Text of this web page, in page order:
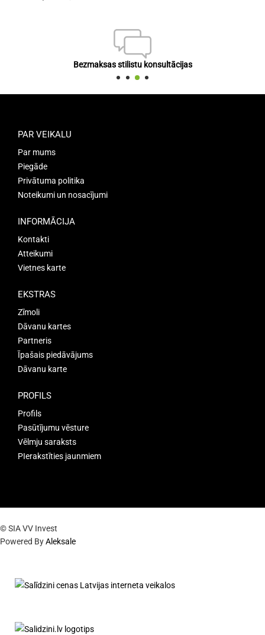
Bezmaksas stilistu konsultācijas
PAR VEIKALU
Par mums
Piegāde
Privātuma politika
Noteikumi un nosacījumi
INFORMĀCIJA
Kontakti
Atteikumi
Vietnes karte
EKSTRAS
Zīmoli
Dāvanu kartes
Partneris
Īpašais piedāvājums
Dāvanu karte
PROFILS
Profils
Pasūtījumu vēsture
Vēlmju saraksts
PIerakstīties jaunmiem
© SIA VV Invest
Powered ByAleksale